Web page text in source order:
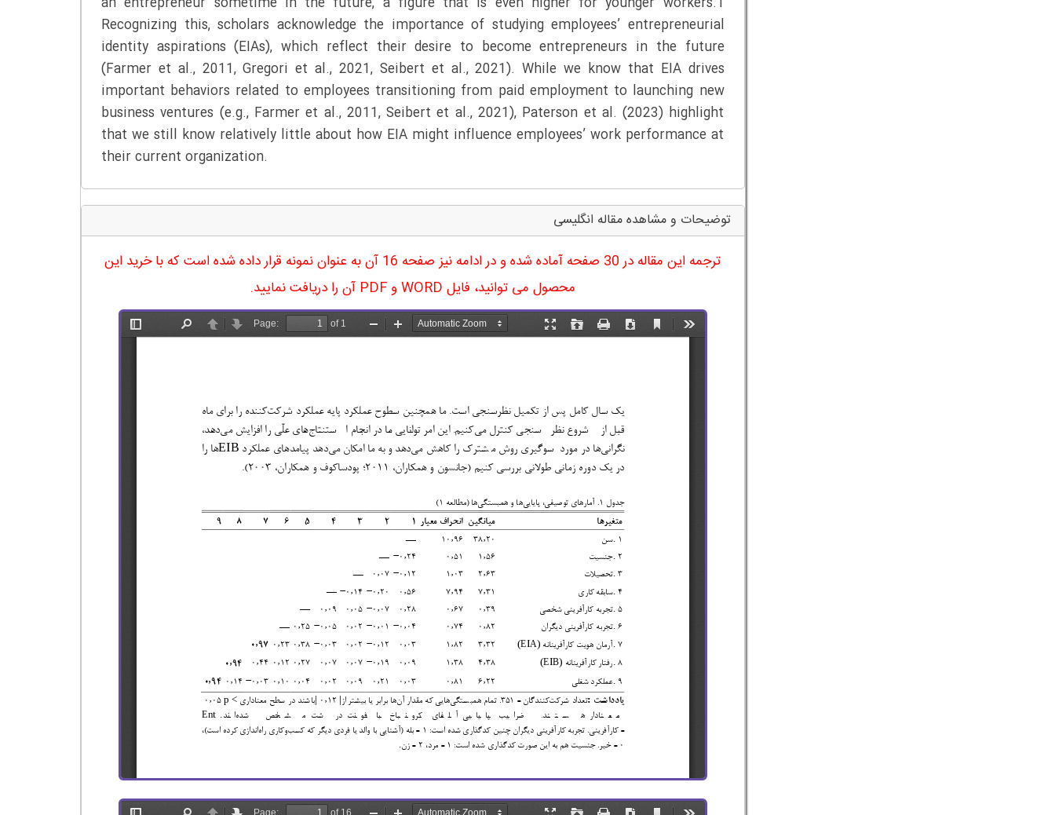
Recognizing this, scholars acknowledge the importance of studying employees’ entrepreneurial
identity aspirations (EIAs), which reflect their desire to become entrepreneurs in the future
(Farmer et al., 2011, Gregori et al., 2021, Seibert et al., 2021). While we know that EIA drives
important behaviors related to employees transitioning from paid employment to launching new
business ventures (e.g., Farmer et al., 2011, Seibert et al., 2021), Paterson et al. (2023) highlight
that we still know relatively little about how EIA might influence employees’ work performance at
their current organization.
توضیحات و مشاهده مقاله انگلیسی
ترجمه این مقاله در 30 صفحه آماده شده و در ادامه نیز صفحه 16 آن به عنوان نمونه قرار داده شده است که با خرید این
محصول می توانید، فایل WORD و PDF آن را دریافت نمایید.